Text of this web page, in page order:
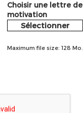
Choisir une lettre de
motivation
Sélectionner
Maximum file size: 128 Mo.